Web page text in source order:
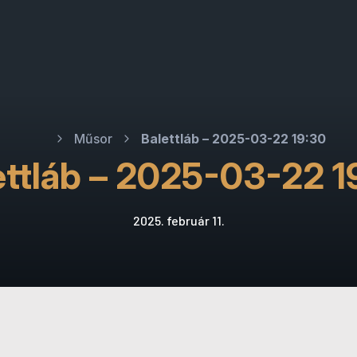
Műsor Balettláb – 2025-03-22 19:30
– 2025-03-22
2025. február 11.